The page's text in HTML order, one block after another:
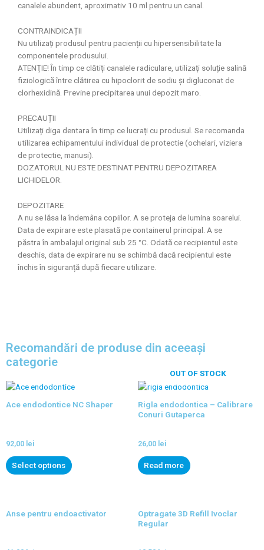
canalele abundent, aproximativ 10 ml pentru un canal.
CONTRAINDICAȚII
Nu utilizați produsul pentru pacienții cu hipersensibilitate la
componentele produsului.
ATENŢIE! În timp ce clătiți canalele radiculare, utilizați soluție salină
fiziologică între clătirea cu hipoclorit de sodiu și digluconat de
clorhexidină. Previne precipitarea unui depozit maro.
PRECAUȚII
Utilizați diga dentara în timp ce lucrați cu produsul. Se recomanda
utilizarea echipamentului individual de protectie (ochelari, viziera
de protectie, manusi).
DOZATORUL NU ESTE DESTINAT PENTRU DEPOZITAREA
LICHIDELOR.
DEPOZITARE
A nu se lăsa la îndemâna copiilor. A se proteja de lumina soarelui.
Data de expirare este plasată pe containerul principal. A se
păstra în ambalajul original sub 25 °C. Odată ce recipientul este
deschis, data de expirare nu se schimbă dacă recipientul este
închis în siguranță după fiecare utilizare.
Recomandări de produse din aceeași
categorie
Ace endodontice NC Shaper
92,00 lei
Select options
OUT OF STOCK
Rigla endodontica – Calibrare
Conuri Gutaperca
26,00 lei
Read more
Anse pentru endoactivator
Optragate 3D Refill Ivoclar
Regular